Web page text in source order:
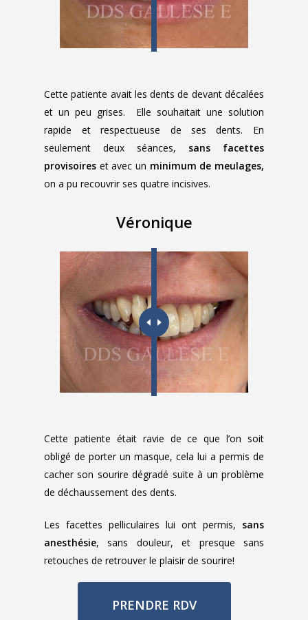
Cette patiente avait les dents de devant décalées
et un peu grises. Elle souhaitait une solution
rapide et respectueuse de ses dents. En
seulement deux séances, sans facettes
provisoires et avec un minimum de meulages,
on a pu recouvrir ses quatre incisives.
Véronique
Cette patiente était ravie de ce que l’on soit
obligé de porter un masque, cela lui a permis de
cacher son sourire dégradé suite à un problème
de déchaussement des dents.
Les facettes pelliculaires lui ont permis, sans
anesthésie, sans douleur, et presque sans
retouches de retrouver le plaisir de sourire!
PRENDRE RDV